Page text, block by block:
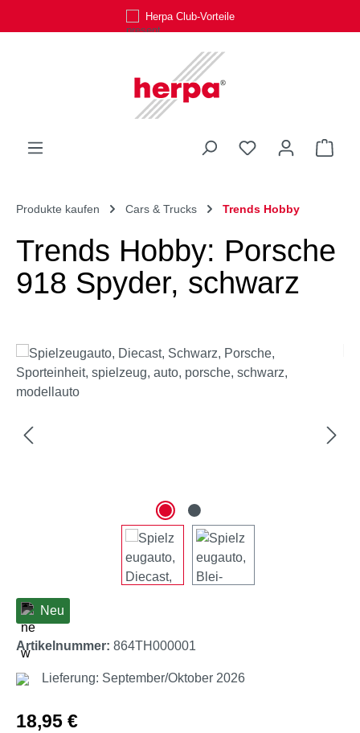
Zum Hauptinhalt springenHerpa Club-Vorteile
Du hast 0
Produkte kaufen Cars & Trucks Trends Hobby
Trends Hobby: Porsche
918 Spyder, schwarz
Bildergalerie überspringen
Neu
Artikelnummer: 864TH000001
Lieferung: September/Oktober 2026
Regulärer Preis:
18,95 €